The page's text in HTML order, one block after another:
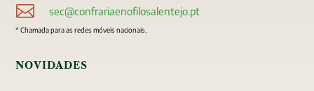
 sec@confrariaenofilosalentejo.pt
* Chamada para as redes móveis nacionais.
NOVIDADES